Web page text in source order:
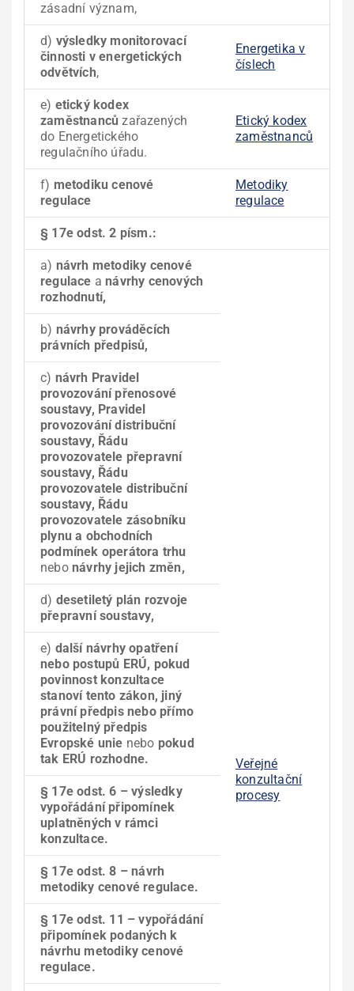
zásadní význam,
d) výsledky monitorovací
činnosti v energetických
odvětvích,
Energetika v
číslech
e) etický kodex
zaměstnancůzařazených
do Energetického
regulačního úřadu.
Etický kodex
zaměstnanců
f) metodiku cenové
regulace
Metodiky
regulace
§ 17e odst. 2 písm.:
a) návrh metodiky cenové
regulace anávrhy cenových
rozhodnutí,
Veřejné
konzultační
procesy
b) návrhy prováděcích
právních předpisů,
c) návrh Pravidel
provozování přenosové
soustavy, Pravidel
provozování distribuční
soustavy, Řádu
provozovatele přepravní
soustavy, Řádu
provozovatele distribuční
soustavy, Řádu
provozovatele zásobníku
plynu a obchodních
podmínek operátora trhu
nebo návrhy jejich změn,
d) desetiletý plán rozvoje
přepravní soustavy,
e) další návrhy opatření
nebo postupů ERÚ, pokud
povinnost konzultace
stanoví tento zákon, jiný
právní předpis nebo přímo
použitelný předpis
Evropské unie nebo pokud
tak ERÚ rozhodne.
§ 17e odst. 6 – výsledky
vypořádání připomínek
uplatněných v rámci
konzultace.
§ 17e odst. 8 – návrh
metodiky cenové regulace.
§ 17e odst. 11 – vypořádání
připomínek podaných k
návrhu metodiky cenové
regulace.